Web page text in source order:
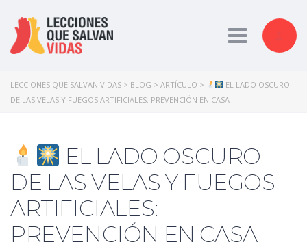
Toggle
LECCIONES QUE SALVAN VIDAS > BLOG > ARTÍCULO >
EL LADO OSCURO
DE LAS VELAS Y FUEGOS ARTIFICIALES: PREVENCIÓN EN CASA
EL LADO OSCURO
DE LAS VELAS Y FUEGOS
ARTIFICIALES:
PREVENCIÓN EN CASA